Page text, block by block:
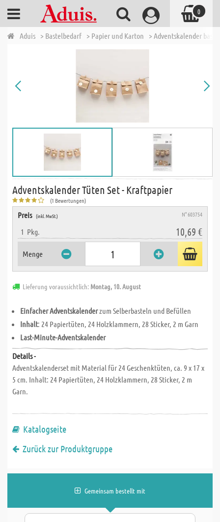
Aduis > Bastelbedarf > Papier und Karton > Adventskalender
Adventskalender Tüten Set - Kraftpapier
(1 Bewertungen)
Preis (inkl. MwSt.) N° 603754
1 Pkg. 10,69 €
Menge
Lieferung voraussichtlich: Montag, 10. August
Einfacher Adventskalenderzum Selberbasteln und Befüllen
Inhalt: 24 Papiertüten, 24 Holzklammern, 28 Sticker, 2 m Garn
Last-Minute-Adventskalender
Details -
Adventskalenderset mit Material für 24 Geschenktüten, ca. 9 x 17 x
5 cm. Inhalt: 24 Papiertüten, 24 Holzklammern, 28 Sticker, 2 m
Garn.
Katalogseite
Zurück zur Produktgruppe
Gemeinsam bestellt mit
0